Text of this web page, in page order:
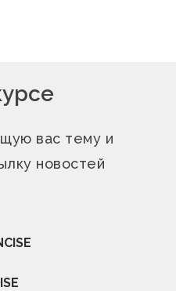
вас тему и
новостей